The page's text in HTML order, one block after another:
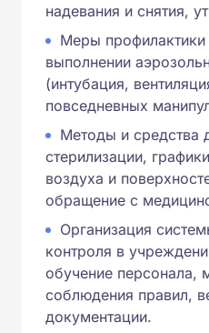
надевания и снятия,
Меры
выполнении
(интубация,
повседневных
Методы и средства
стерилизации,
воздуха и
обращение с
Организация
контроля в
обучение персонала,
соблюдения правил,
документации.